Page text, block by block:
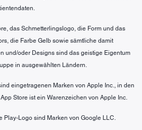
das Schmetterlingslogo, die Form und das
die Farbe Gelb sowie sämtliche damit
und/oder Designs sind das geistige Eigentum
in ausgewählten Ländern.
eingetragenen Marken von Apple Inc., in den
Store ist ein Warenzeichen von Apple Inc.
Play-Logo sind Marken von Google LLC.